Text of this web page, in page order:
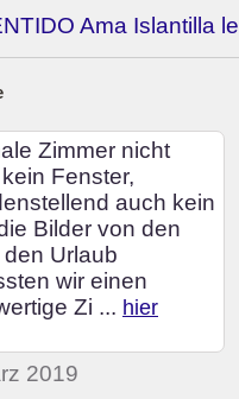
Ama Islantilla
Zimmer nicht
Fenster,
auch kein
Bilder von den
Urlaub
wir einen
Zi ... hier
2019